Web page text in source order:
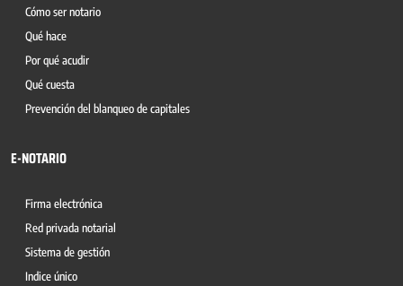
Cómo ser notario
Qué hace
Por qué acudir
Qué cuesta
Prevención del blanqueo de capitales
E-NOTARIO
Firma electrónica
Red privada notarial
Sistema de gestión
Indice único